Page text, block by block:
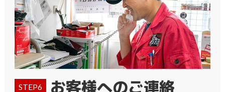
STEP6 お客様へのご連絡